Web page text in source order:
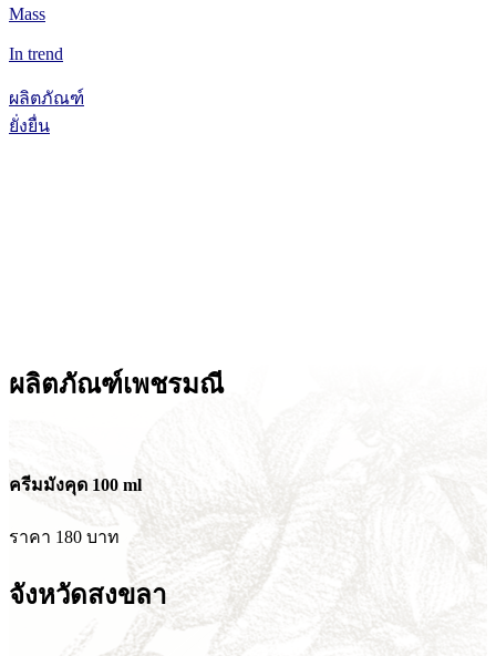
Mass
In trend
ผลิตภัณฑ์
ยั่งยื่น
ผลิตภัณฑ์​เพชรมณี
ครีมมังคุด 100 ml
ราคา 180 บาท
จังหวัดสงขลา